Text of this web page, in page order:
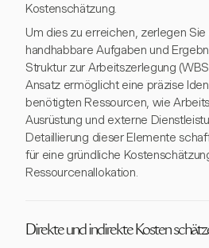
Kostenschätzung.
Um dies zu erreichen, zerlegen
handhabbare Aufgaben und
Struktur zur Arbeitszerlegung
Ansatz ermöglicht eine präzise
benötigten Ressourcen, wie
Ausrüstung und externe
Detaillierung dieser Elemente
für eine gründliche
Ressourcenallokation.
Direkte und indirekte Kosten